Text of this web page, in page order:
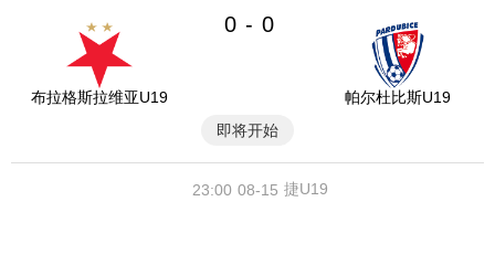
布拉格斯拉维亚U19
0 - 0
帕尔杜比斯U19
即将开始
08-15
23:00 捷U19